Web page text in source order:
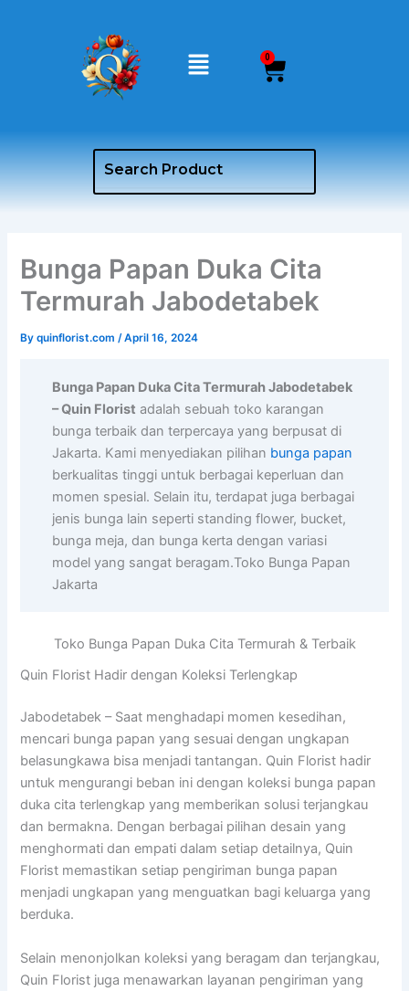
Menu 0
Bunga Papan Duka Cita
Termurah Jabodetabek
Byquinflorist.com /April 16, 2024
Bunga Papan Duka Cita Termurah Jabodetabek
– Quin Florist adalah sebuah toko karangan
bunga terbaik dan terpercaya yang berpusat di
Jakarta. Kami menyediakan pilihan bunga papan
berkualitas tinggi untuk berbagai keperluan dan
momen spesial. Selain itu, terdapat juga berbagai
jenis bunga lain seperti standing flower, bucket,
bunga meja, dan bunga kerta dengan variasi
model yang sangat beragam.Toko Bunga Papan
Jakarta
Toko Bunga Papan Duka Cita Termurah & Terbaik
Quin Florist Hadir dengan Koleksi Terlengkap
Jabodetabek – Saat menghadapi momen kesedihan,
mencari bunga papan yang sesuai dengan ungkapan
belasungkawa bisa menjadi tantangan. Quin Florist hadir
untuk mengurangi beban ini dengan koleksi bunga papan
duka cita terlengkap yang memberikan solusi terjangkau
dan bermakna. Dengan berbagai pilihan desain yang
menghormati dan empati dalam setiap detailnya, Quin
Florist memastikan setiap pengiriman bunga papan
menjadi ungkapan yang menguatkan bagi keluarga yang
berduka.
Selain menonjolkan koleksi yang beragam dan terjangkau,
Quin Florist juga menawarkan layanan pengiriman yang